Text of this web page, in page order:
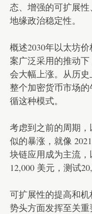
态、增强的可扩展
地缘政治稳定性。
概述2030年以太坊
案广泛采用的推动
会大幅上涨。从历
整个加密货币市场
循这种模式。
考虑到之前的周期
似的暴涨，就像
块链应用成为主流
12,000 美元，测试
可扩展性的提高和
势头方面发挥至关